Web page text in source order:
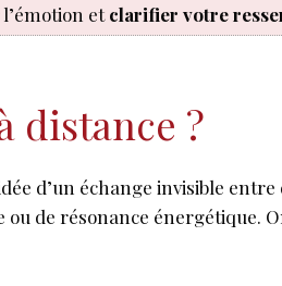
etclarifier votre
distance ?
d’un échange invisible
de résonance énergétique.